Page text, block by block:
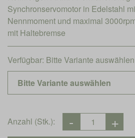
Synchronservomotor in Edelstahl
Nennmoment und maximal
mit Haltebremse
Verfügbar: Bitte Variante auswählen
Anzahl (Stk.):